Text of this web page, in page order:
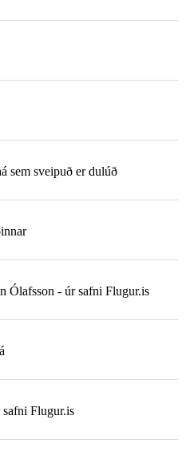
sem sveipuð er dulúð
Ólafsson - úr safni Flugur.is
Flugur.is